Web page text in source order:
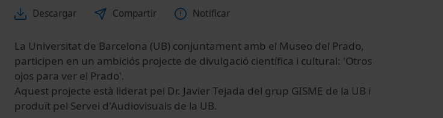
Descargar Compartir Notificar
La Universitat de Barcelona (UB) conjuntament amb el Museo del Prado,
participen en un ambiciós projecte de divulgació científica i cultural: 'Otros
ojos para ver el Prado'.
Aquest projecte està liderat pel Dr. Javier Tejada del grup GISME de la UB i
produït pel Servei d'Audiovisuals de la UB.